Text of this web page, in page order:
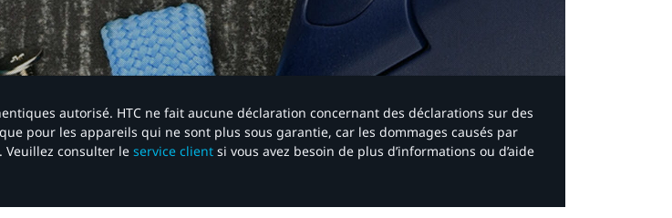
autorisé. HTC ne fait aucune déclaration concernant des déclarations sur des
pour les appareils qui ne sont plus sous garantie, car les dommages causés par
consulter le service client si vous avez besoin de plus d’informations ou d’aide